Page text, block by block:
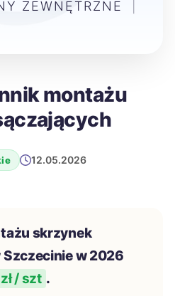
montażu
12.05.2026
skrzynek
w 2026
/ szt .
ZEWNĘTRZNE